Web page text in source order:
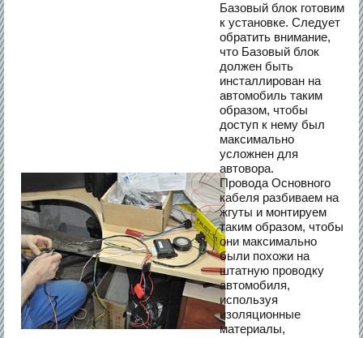
Базовый блок готовим
к установке. Следует
обратить внимание,
что Базовый блок
должен быть
инсталлирован на
автомобиль таким
образом, чтобы
доступ к нему был
максимально
усложнен для
автовора.
Провода Основного
кабеля разбиваем на
жгуты и монтируем
таким образом, чтобы
они максимально
были похожи на
штатную проводку
автомобиля,
используя
изоляционные
материалы,